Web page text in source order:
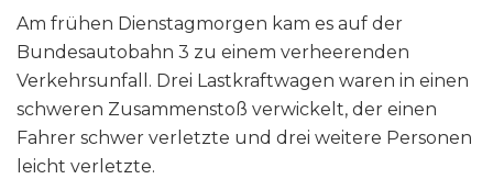
Am frühen Dienstagmorgen kam es auf der
Bundesautobahn 3 zu einem verheerenden
Verkehrsunfall. Drei Lastkraftwagen waren in einen
schweren Zusammenstoß verwickelt, der einen
Fahrer schwer verletzte und drei weitere Personen
leicht verletzte.